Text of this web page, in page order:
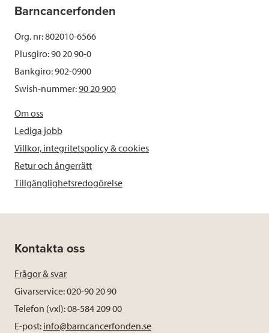
Barncancerfonden
Org. nr: 802010-6566
Plusgiro: 90 20 90-0
Bankgiro: 902-0900
Swish-nummer:90 20 900
Om oss
Lediga jobb
Villkor, integritetspolicy & cookies
Retur och ångerrätt
Tillgänglighetsredogörelse
Kontakta oss
Frågor & svar
Givarservice: 020-90 20 90
Telefon (vxl): 08-584 209 00
E-post: info@barncancerfonden.se